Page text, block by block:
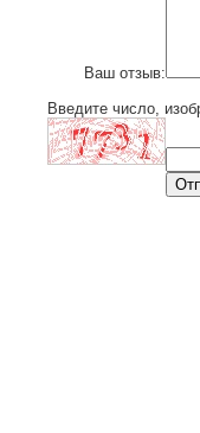
Ваш отзыв:
Введите число,